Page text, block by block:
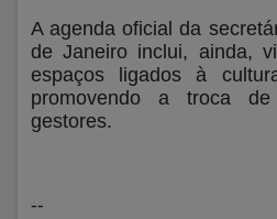
A agenda oficial da
de Janeiro inclui, ainda,
espaços ligados à
promovendo a troca de
gestores.
--